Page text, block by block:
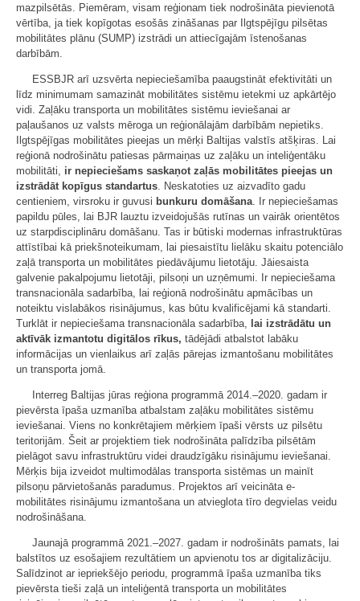
mazpilsētās. Piemēram, visam reģionam tiek nodrošināta pievienotā
vērtība, ja tiek kopīgotas esošās zināšanas par Ilgtspējīgu pilsētas
mobilitātes plānu (SUMP) izstrādi un attiecīgajām īstenošanas
darbībām.
ESSBJR arī uzsvērta nepieciešamība paaugstināt efektivitāti un
līdz minimumam samazināt mobilitātes sistēmu ietekmi uz apkārtējo
vidi. Zaļāku transporta un mobilitātes sistēmu ieviešanai ar
paļaušanos uz valsts mēroga un reģionālajām darbībām nepietiks.
Ilgtspējīgas mobilitātes pieejas un mērķi Baltijas valstīs atšķiras. Lai
reģionā nodrošinātu patiesas pārmaiņas uz zaļāku un inteliģentāku
mobilitāti, ir nepieciešams saskaņot zaļās mobilitātes pieejas un
izstrādāt kopīgus standartus. Neskatoties uz aizvadīto gadu
centieniem, virsroku ir guvusi bunkuru domāšana. Ir nepieciešamas
papildu pūles, lai BJR lauztu izveidojušās rutīnas un vairāk orientētos
uz starpdisciplināru domāšanu. Tas ir būtiski modernas infrastruktūras
attīstībai kā priekšnoteikumam, lai piesaistītu lielāku skaitu potenciālo
zaļā transporta un mobilitātes piedāvājumu lietotāju. Jāiesaista
galvenie pakalpojumu lietotāji, pilsoņi un uzņēmumi. Ir nepieciešama
transnacionāla sadarbība, lai reģionā nodrošinātu apmācības un
noteiktu vislabākos risinājumus, kas būtu kvalificējami kā standarti.
Turklāt ir nepieciešama transnacionāla sadarbība, lai izstrādātu un
aktīvāk izmantotu digitālos rīkus, tādējādi atbalstot labāku
informācijas un vienlaikus arī zaļās pārejas izmantošanu mobilitātes
un transporta jomā.
Interreg Baltijas jūras reģiona programmā 2014.–2020. gadam ir
pievērsta īpaša uzmanība atbalstam zaļāku mobilitātes sistēmu
ieviešanai. Viens no konkrētajiem mērķiem īpaši vērsts uz pilsētu
teritorijām. Šeit ar projektiem tiek nodrošināta palīdzība pilsētām
pielāgot savu infrastruktūru videi draudzīgāku risinājumu ieviešanai.
Mērķis bija izveidot multimodālas transporta sistēmas un mainīt
pilsoņu pārvietošanās paradumus. Projektos arī veicināta e-
mobilitātes risinājumu izmantošana un atvieglota tīro degvielas veidu
nodrošināšana.
Jaunajā programmā 2021.–2027. gadam ir nodrošināts pamats, lai
balstītos uz esošajiem rezultātiem un apvienotu tos ar digitalizāciju.
Salīdzinot ar iepriekšējo periodu, programmā īpaša uzmanība tiks
pievērsta tieši zaļā un inteliģentā transporta un mobilitātes